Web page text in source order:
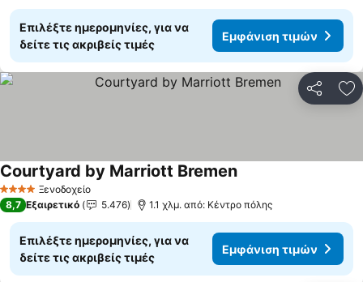
Επιλέξτε ημερομηνίες, για να
δείτε τις ακριβείς τιμές
Εμφάνιση τιμών
4 ΑστέριαΞενοδοχείο
Courtyard by Marriott BremenΕμφάνιση τιμών
8,7 Εξαιρετικό 5.476 1.1 χλμ. από: Κέντρο πόλης
Επιλέξτε ημερομηνίες, για να
δείτε τις ακριβείς τιμές
Εμφάνιση τιμών